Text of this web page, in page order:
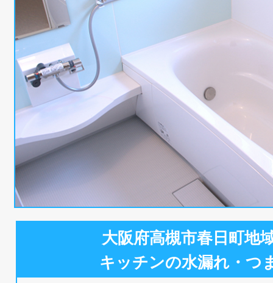
大阪府高槻市春日町地
キッチンの水漏れ・つ